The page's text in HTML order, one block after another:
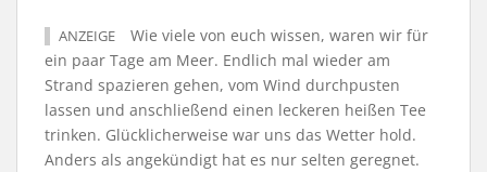
ANZEIGE
Wie viele von euch wissen, waren wir für
ein paar Tage am Meer. Endlich mal wieder am
Strand spazieren gehen, vom Wind durchpusten
lassen und anschließend einen leckeren heißen Tee
trinken. Glücklicherweise war uns das Wetter hold.
Anders als angekündigt hat es nur selten geregnet.